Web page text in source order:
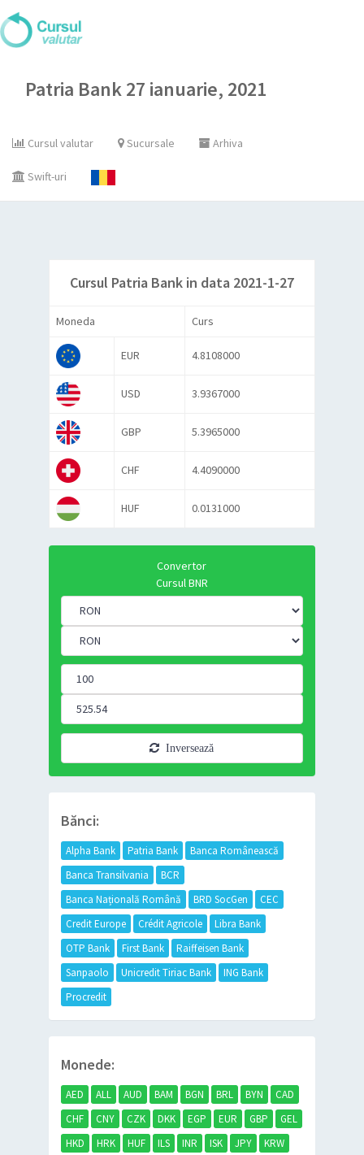
Patria Bank 27 ianuarie, 2021
Cursul valutar Sucursale Arhiva
Swift-uri
Cursul Patria Bank in data 2021-1-27
Moneda Curs
EUR 4.8108000
USD 3.9367000
GBP 5.3965000
CHF 4.4090000
HUF 0.0131000
Convertor
Cursul BNR
Inversează
Bănci:
Alpha Bank Patria Bank
Banca Românească
Banca Transilvania
BCR
Banca Națională Română
BRD SocGen
CEC
Credit Europe
Crédit Agricole
Libra Bank
OTP Bank
First Bank
Raiffeisen Bank
Sanpaolo
Unicredit Tiriac Bank
ING Bank
Procredit
Monede:
AED ALL AUD BAM BGN BRL BYN
CAD
CHF
CNY CZK DKK EGP EUR GBP
GEL
HKD
HRK HUF ILS INR ISK JPY
KRW